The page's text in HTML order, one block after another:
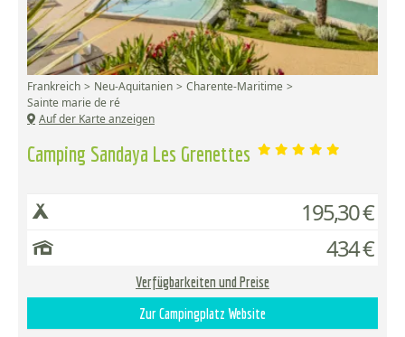
Camping Sandaya Les Grenettes
Frankreich Neu-Aquitanien
Charente-Maritime
Sainte marie de ré
Auf der Karte anzeigen
195,30 €
434 €
Verfügbarkeiten und Preise
Zur Campingplatz Website